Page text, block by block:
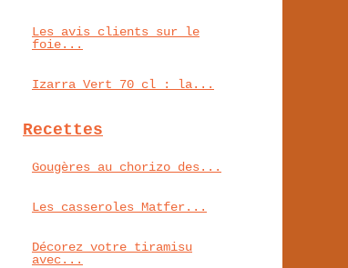
Les avis clients sur le
foie...
Izarra Vert 70 cl : la...
Recettes
Gougères au chorizo des...
Les casseroles Matfer...
Décorez votre tiramisu
avec...